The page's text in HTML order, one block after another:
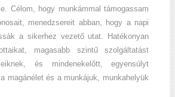
Célom, hogy munkámmal támogassam
menedzsereit abban, hogy a napi
a sikerhez vezető utat. Hatékonyan
magasabb szintű szolgáltatást
és mindenekelőtt, egyensúlyt
magánélet és a munkájuk, munkahelyük